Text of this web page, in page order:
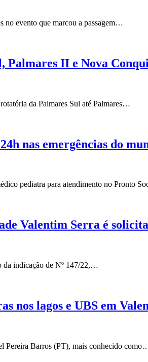
no evento que marcou a passagem…
Palmares II e Nova
da Palmares Sul até Palmares…
nas emergências do
pediatra para atendimento no Pronto
Valentim Serra é
da indicação de Nº 147/22,…
nos lagos e UBS em
Pereira Barros (PT), mais conhecido